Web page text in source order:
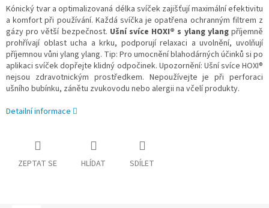
Kónický tvar a optimalizovaná délka svíček zajišťují maximální efektivitu
a komfort při používání. Každá svíčka je opatřena ochranným filtrem z
gázy pro větší bezpečnost. Ušní svíce HOXI® s ylang ylangpříjemně
prohřívají oblast ucha a krku, podporují relaxaci a uvolnění, uvolňují
příjemnou vůni ylang ylang. Tip: Pro umocnění blahodárných účinků si po
aplikaci svíček dopřejte klidný odpočinek. Upozornění: Ušní svíce HOXI®
nejsou zdravotnickým prostředkem. Nepoužívejte je při perforaci
ušního bubínku, zánětu zvukovodu nebo alergii na včelí produkty.
Detailní informace
ZEPTAT SE HLÍDAT SDÍLET